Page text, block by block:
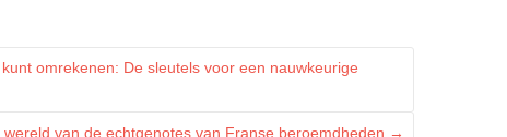
omrekenen: De sleutels voor een nauwkeurige
van de echtgenotes van Franse beroemdheden →